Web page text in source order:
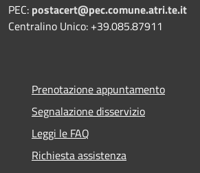
PEC: postacert@pec.comune.atri.te.it
Centralino Unico: +39.085.87911
Prenotazione appuntamento
Segnalazione disservizio
Leggi le FAQ
Richiesta assistenza